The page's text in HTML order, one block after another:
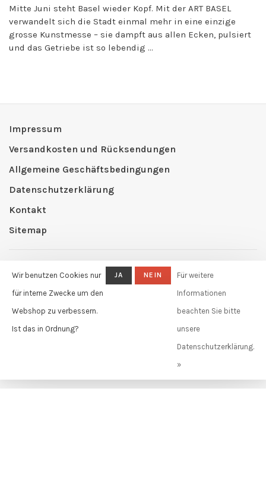
Mitte Juni steht Basel wieder Kopf. Mit der ART BASEL
verwandelt sich die Stadt einmal mehr in eine einzige
grosse Kunstmesse – sie dampft aus allen Ecken, pulsiert
und das Getriebe ist so lebendig ...
Impressum
Versandkosten und Rücksendungen
Allgemeine Geschäftsbedingungen
Datenschutzerklärung
Kontakt
Sitemap
Registriere Dich für unseren Newsletter und erhalte
Informationen zu Events, Neuigkeiten und Sales.
Wir benutzen Cookies nur
für interne Zwecke um den
Webshop zu verbessern.
Ist das in Ordnung?
JA NEIN
Für weitere
Informationen
beachten Sie bitte
unsere
Datenschutzerklärung.
»